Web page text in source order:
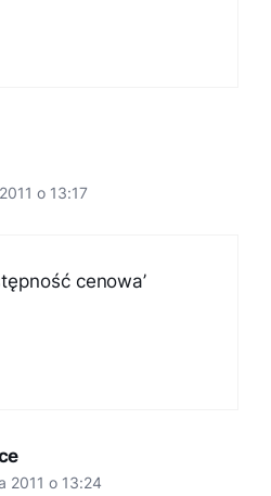
o 13:17
cenowa’
2011 o 13:24